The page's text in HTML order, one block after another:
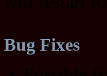
Bug Fixes